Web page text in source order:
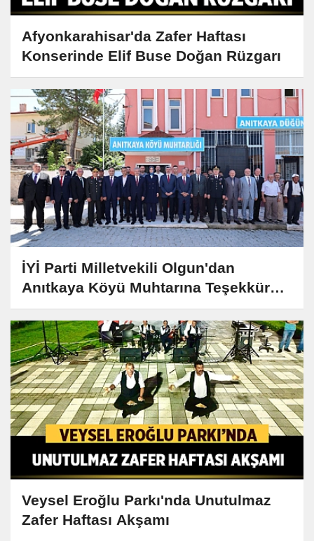
Afyonkarahisar'da Zafer Haftası
Konserinde Elif Buse Doğan Rüzgarı
İYİ Parti Milletvekili Olgun'dan
Anıtkaya Köyü Muhtarına Teşekkür
Ziyareti
Veysel Eroğlu Parkı'nda Unutulmaz
Zafer Haftası Akşamı